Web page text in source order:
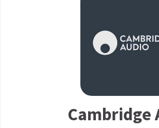
Cambridge